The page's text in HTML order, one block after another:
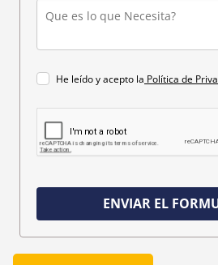
He leído y acepto la Política de
ENVIAR EL